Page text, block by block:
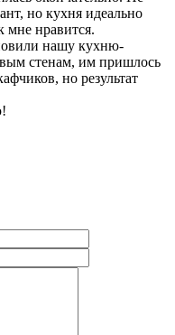
но кухня идеально
мне нравится.
нашу кухню-
стенам, им пришлось
но результат